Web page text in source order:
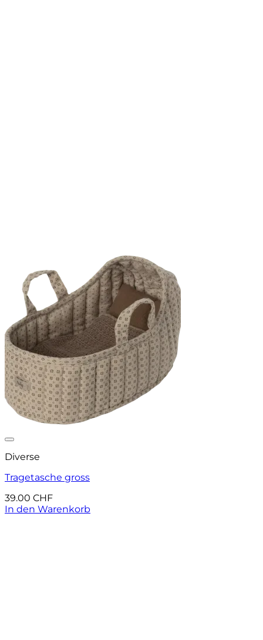
Diverse
Tragetasche gross
39.00 CHF
In den Warenkorb